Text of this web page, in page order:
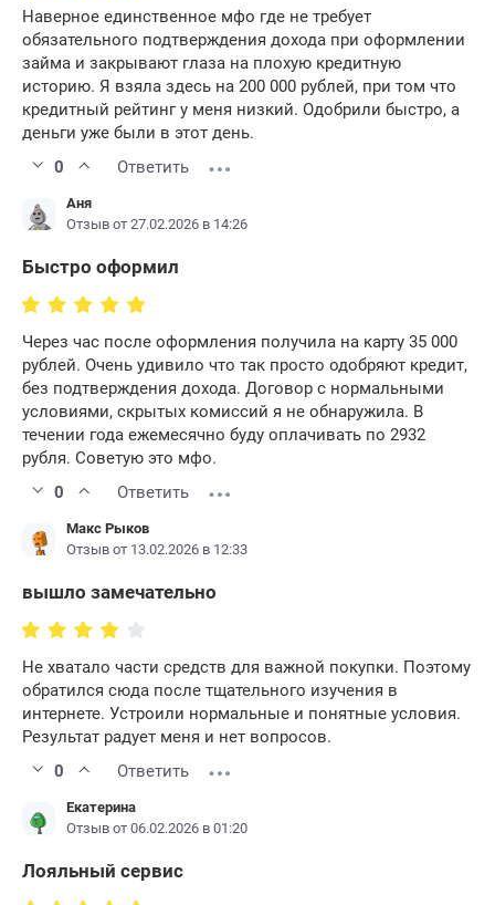
Наверное единственное мфо где не требует
обязательного подтверждения дохода при оформлении
займа и закрывают глаза на плохую кредитную
историю. Я взяла здесь на 200 000 рублей, при том что
кредитный рейтинг у меня низкий. Одобрили быстро, а
деньги уже были в этот день.
0
Ответить
Аня
Отзыв от 27.02.2026 в 14:26
Быстро оформил
Через час после оформления получила на карту 35 000
рублей. Очень удивило что так просто одобряют кредит,
без подтверждения дохода. Договор с нормальными
условиями, скрытых комиссий я не обнаружила. В
течении года ежемесячно буду оплачивать по 2932
рубля. Советую это мфо.
0
Ответить
Макс Рыков
Отзыв от 13.02.2026 в 12:33
вышло замечательно
Не хватало части средств для важной покупки. Поэтому
обратился сюда после тщательного изучения в
интернете. Устроили нормальные и понятные условия.
Результат радует меня и нет вопросов.
0
Ответить
Екатерина
Отзыв от 06.02.2026 в 01:20
Лояльный сервис